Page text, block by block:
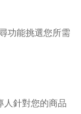
功能挑選您所需
人針對您的商品